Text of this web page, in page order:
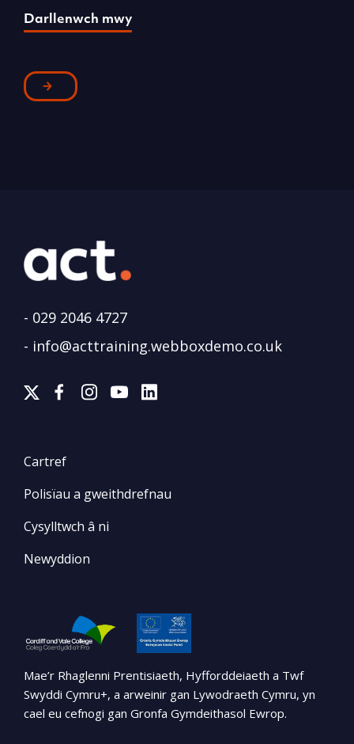
Darllenwch mwy
- 029 2046 4727
- info@acttraining.webboxdemo.co.uk
Cartref
Polisïau a gweithdrefnau
Cysylltwch â ni
Newyddion
Mae’r Rhaglenni Prentisiaeth, Hyfforddeiaeth a Twf
Swyddi Cymru+, a arweinir gan Lywodraeth Cymru, yn
cael eu cefnogi gan Gronfa Gymdeithasol Ewrop.